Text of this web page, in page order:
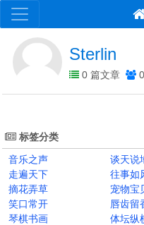
Sterlin
0 篇文章
标签分类
音乐之声
谈天说
走遍天下
往事如
摘花弄草
宠物宝
笑口常开
唇齿留
琴棋书画
体坛纵